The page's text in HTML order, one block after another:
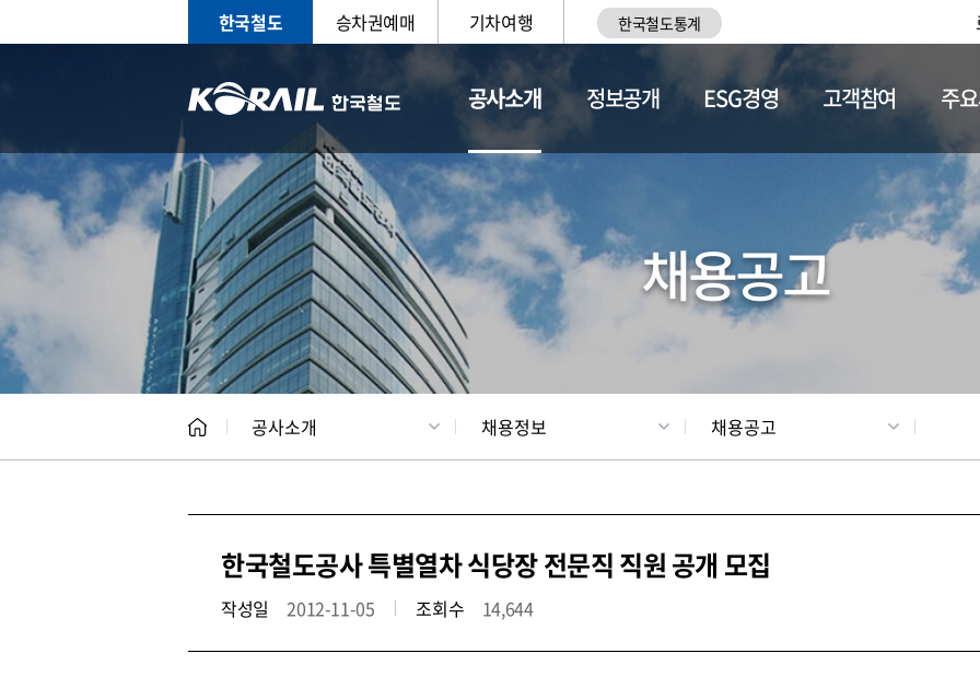
한국철도 승차권예매 기차여행 한국철도통계
공사소개
CEO 일반현황 채용정보
정보공개 ESG경영 고객참여 주
채용공고
공사소개 채용정보 채용공고
한국철도공사 특별열차 식당장 전문직 직원 공개 모집
작성일 2012-11-05 조회수 14,644